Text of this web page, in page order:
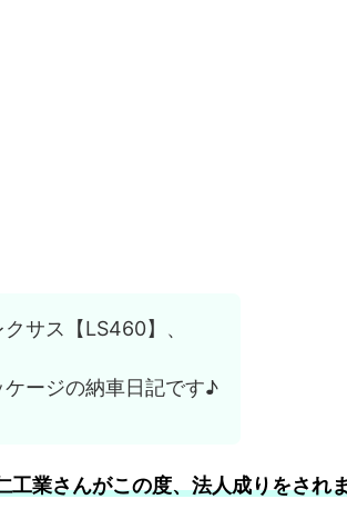
サス【LS460】、
ージの納車日記です♪
工業さんがこの度、法人成りをされ